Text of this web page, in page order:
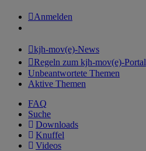
Anmelden
kjh-mov(e)-News
Regeln zum kjh-mov(e)-Portal
Unbeantwortete Themen
Aktive Themen
FAQ
Suche
Downloads
Knuffel
Videos